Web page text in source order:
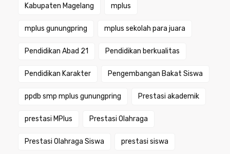
Kabupaten Magelang mplus
mplus gunungpring mplus sekolah para juara
Pendidikan Abad 21 Pendidikan berkualitas
Pendidikan Karakter Pengembangan Bakat Siswa
ppdb smp mplus gunungpring Prestasi akademik
prestasi MPlus Prestasi Olahraga
Prestasi Olahraga Siswa prestasi siswa